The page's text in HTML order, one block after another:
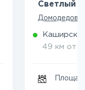
Светлый
49 км от